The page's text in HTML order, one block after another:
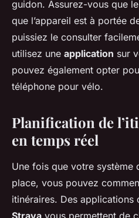
guidon. Assurez-vous que
que l’appareil est à portée
puissiez le consulter
utilisez une application sur
pouvez également opter
téléphone pour vélo.
Planification de
en temps réel
Une fois que votre système
place, vous pouvez
itinéraires. Des applications